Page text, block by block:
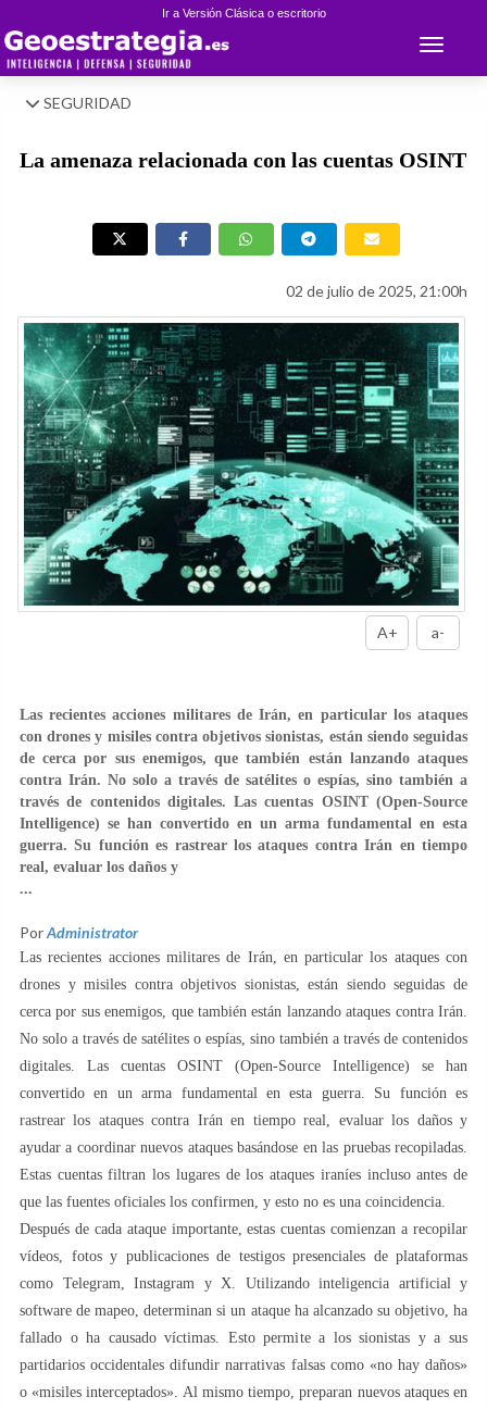
Ir a Versión Clásica o escritorio
Toggle
SEGURIDAD
La amenaza relacionada con las cuentas OSINT
02 de julio de 2025, 21:00h
A+ a-
Las recientes acciones militares de Irán, en particular los ataques
con drones y misiles contra objetivos sionistas, están siendo seguidas
de cerca por sus enemigos, que también están lanzando ataques
contra Irán. No solo a través de satélites o espías, sino también a
través de contenidos digitales. Las cuentas OSINT (Open-Source
Intelligence) se han convertido en un arma fundamental en esta
guerra. Su función es rastrear los ataques contra Irán en tiempo
real, evaluar los daños y
...
PorAdministrator
Las recientes acciones militares de Irán, en particular los ataques con
drones y misiles contra objetivos sionistas, están siendo seguidas de
cerca por sus enemigos, que también están lanzando ataques contra Irán.
No solo a través de satélites o espías, sino también a través de contenidos
digitales. Las cuentas OSINT (Open-Source Intelligence) se han
convertido en un arma fundamental en esta guerra. Su función es
rastrear los ataques contra Irán en tiempo real, evaluar los daños y
ayudar a coordinar nuevos ataques basándose en las pruebas recopiladas.
Estas cuentas filtran los lugares de los ataques iraníes incluso antes de
que las fuentes oficiales los confirmen, y esto no es una coincidencia.
Después de cada ataque importante, estas cuentas comienzan a recopilar
vídeos, fotos y publicaciones de testigos presenciales de plataformas
como Telegram, Instagram y X. Utilizando inteligencia artificial y
software de mapeo, determinan si un ataque ha alcanzado su objetivo, ha
fallado o ha causado víctimas. Esto permite a los sionistas y a sus
partidarios occidentales difundir narrativas falsas como «no hay daños»
o «misiles interceptados». Al mismo tiempo, preparan nuevos ataques en